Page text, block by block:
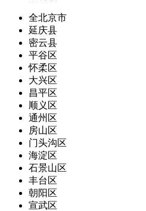
全北京市
延庆县
密云县
平谷区
怀柔区
大兴区
昌平区
顺义区
通州区
房山区
门头沟区
海淀区
石景山区
丰台区
朝阳区
宣武区